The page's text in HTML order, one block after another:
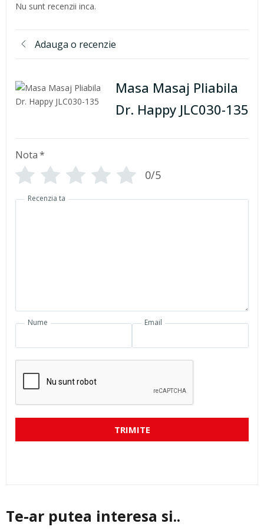
Nu sunt recenzii inca.
Adauga o recenzie
Masa Masaj Pliabila
Dr. Happy JLC030-135
Nota*
0/5
Recenzia ta
Nume Email
TRIMITE
Te-ar putea interesa si..